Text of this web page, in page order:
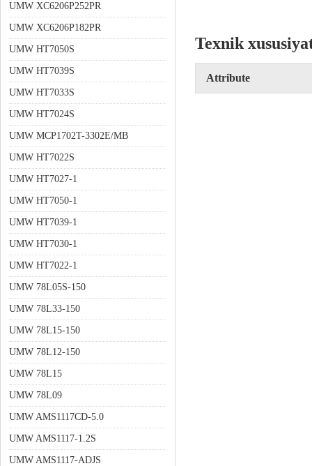
UMW XC6206P252PR
UMW XC6206P182PR
UMW HT7050S
UMW HT7039S
UMW HT7033S
UMW HT7024S
UMW MCP1702T-3302E/MB
UMW HT7022S
UMW HT7027-1
UMW HT7050-1
UMW HT7039-1
UMW HT7030-1
UMW HT7022-1
UMW 78L05S-150
UMW 78L33-150
UMW 78L15-150
UMW 78L12-150
UMW 78L15
UMW 78L09
UMW AMS1117CD-5.0
UMW AMS1117-1.2S
UMW AMS1117-ADJS
Texnik
Attribute